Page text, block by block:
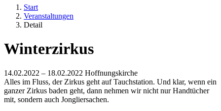
Start
Veranstaltungen
Detail
Winterzirkus
14.02.2022 – 18.02.2022 Hoffnungskirche
Alles im Fluss, der Zirkus geht auf Tauchstation. Und klar, wenn ein
ganzer Zirkus baden geht, dann nehmen wir nicht nur Handtücher
mit, sondern auch Jongliersachen.